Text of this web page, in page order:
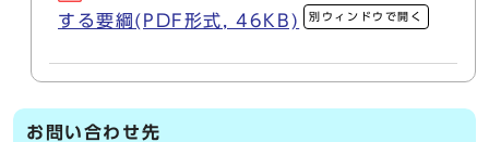
する要綱(PDF形式, 46KB)
別ウィンドウで開く
お問い合わせ先